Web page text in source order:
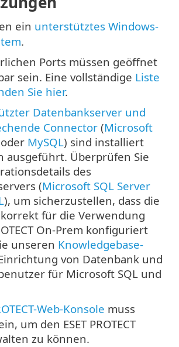
ein unterstütztes Windows-
.
Ports müssen geöffnet
sein. Eine vollständige Liste
Sie hier.
Datenbankserver und
Connector (Microsoft
oder MySQL) sind installiert
ausgeführt. Überprüfen Sie
des
(Microsoft SQL Server
), um sicherzustellen, dass die
für die Verwendung
On-Prem konfiguriert
unseren Knowledgebase-
von Datenbank und
für Microsoft SQL und
Web-Konsole muss
um den ESET PROTECT
zu können.